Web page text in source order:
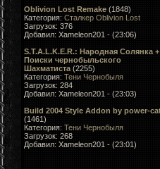
Oblivion Lost Remake(1848)
Категория: Сталкер Oblivion Lost
Загрузок: 376
Добавил: Xameleon201 - (23:06)
S.T.A.L.K.E.R.: Народная Солянка +
Поиски чернобыльского
Шахматиста(2255)
Категория: Тени Чернобыля
Загрузок: 284
Добавил: Xameleon201 - (23:03)
Build 2004 Style Addon by power-
(1461)
Категория: Тени Чернобыля
Загрузок: 268
Добавил: Xameleon201 - (23:01)